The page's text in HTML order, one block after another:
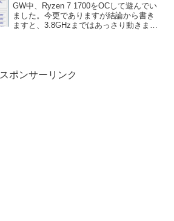
GW中、Ryzen 7 1700をOCして遊んでい
ました。今更でありますが結論から書き
ますと、3.8GHzまではあっさり動きます
スポンサーリンク